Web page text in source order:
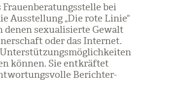
bei
Aus­stel­lung „Die rote Linie“
sexua­li­sierte Gewalt
oder das Inter­net.
kön­nen. Sie ent­kräf­tet
Bericht­er­